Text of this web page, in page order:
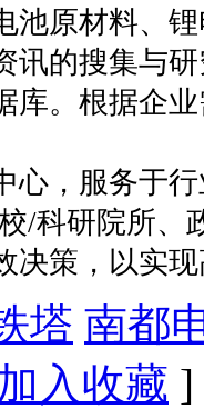
池原材料、
讯的搜集与
库。根据企
心，服务于
/科研院所、
决策，以实
塔 南都
入收藏